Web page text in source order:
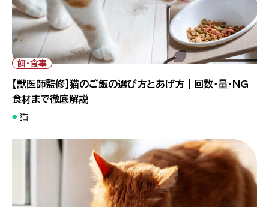
" alt="【獣医師監修】猫のご飯の選び方とあげ方｜回数・量・NG食
材まで徹底解説">
餌・食事
【獣医師監修】猫のご飯の選び方とあげ方｜回数・量・NG
食材まで徹底解説
猫